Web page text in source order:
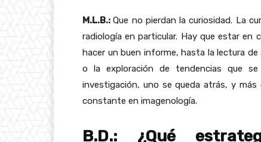
M.L.B.:Que no pierdan la curiosidad. La
radiología en particular. Hay que estar en
hacer un buen informe, hasta la lectura
o la exploración de tendencias que
investigación, uno se queda atrás, y
constante en imagenología.
B.D.: ¿Qué